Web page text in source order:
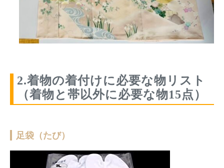
2.着物の着付けに必要な物リスト
（着物と帯以外に必要な物15点）
足袋（たび）